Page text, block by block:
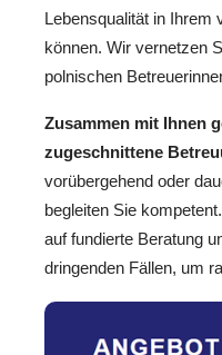
Lebensqualität in Ihrem
können. Wir vernetzen
polnischen
Zusammen mit Ihnen
zugeschnittene
vorübergehend oder
begleiten Sie
auf fundierte Beratung
dringenden Fällen, um